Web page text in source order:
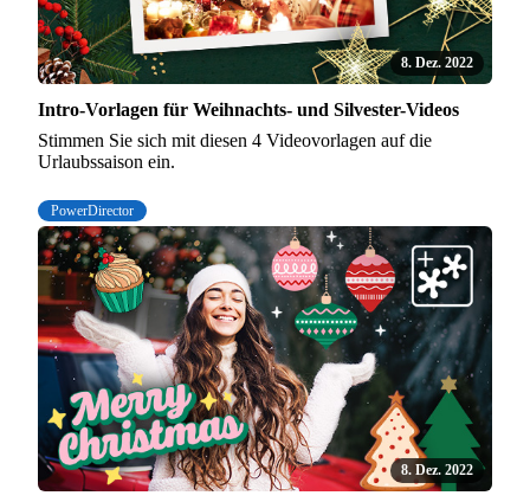
8. Dez. 2022
Intro-Vorlagen für Weihnachts- und Silvester-Videos
Stimmen Sie sich mit diesen 4 Videovorlagen auf die
Urlaubssaison ein.
PowerDirector
8. Dez. 2022